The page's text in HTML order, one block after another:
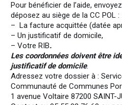
Pour bénéficier de l’aide,
déposez au siège de la CC POL :
– La facture acquittée (datée
– Un justificatif de domicile,
– Votre RIB.
Les coordonnées doivent être
justificatif de domicile.
Adressez votre dossier à :
Communauté de Communes
1 avenue Voltaire 87200 SAINT-